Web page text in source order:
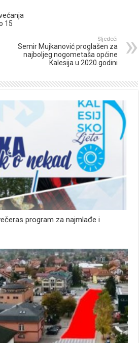
15
Sljedeći
Semir Mujkanović proglašen za
najboljeg nogometaša općine
Kalesija u 2020.godini
program za najmlađe i